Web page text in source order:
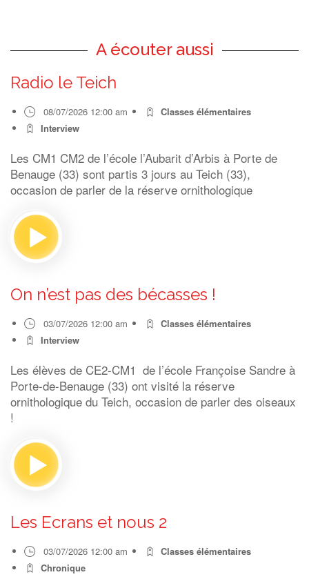
A écouter aussi
Radio le Teich
08/07/2026 12:00 am
Classes élémentaires
Interview
Les CM1 CM2 de l’école l’Aubarit d’Arbis à Porte de
Benauge (33) sont partis 3 jours au Teich (33),
occasion de parler de la réserve ornithologique
On n’est pas des bécasses !
03/07/2026 12:00 am
Classes élémentaires
Interview
Les élèves de CE2-CM1 de l’école Françoise Sandre à
Porte-de-Benauge (33) ont visité la réserve
ornithologique du Teich, occasion de parler des oiseaux
!
Les Ecrans et nous 2
03/07/2026 12:00 am
Classes élémentaires
Chronique